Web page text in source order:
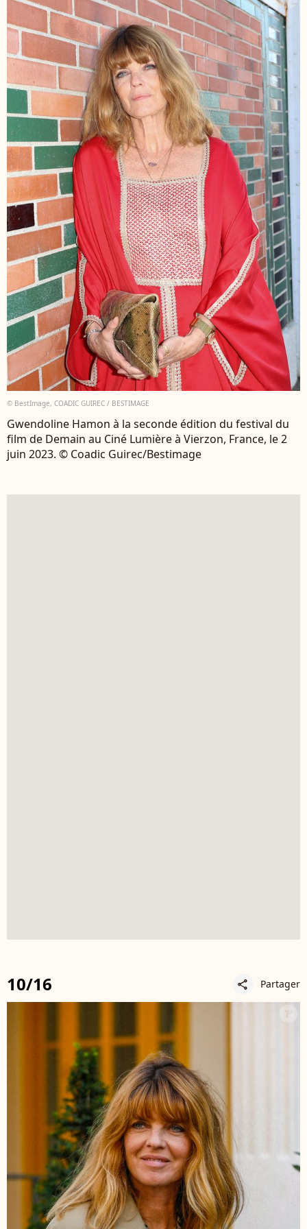
© BestImage, COADIC GUIREC / BESTIMAGE
Gwendoline Hamon à la seconde édition du festival du
film de Demain au Ciné Lumière à Vierzon, France, le 2
juin 2023. © Coadic Guirec/Bestimage
10/16 share Partager